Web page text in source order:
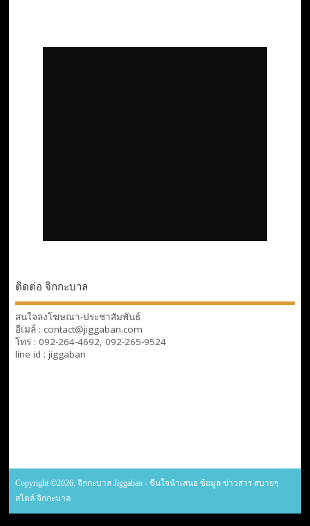
ติดต่อ จิกกะบาล
สนใจลงโฆษณา-ประชาสัมพันธ์
อีเมล์ : contact@jiggaban.com
โทร : 092-264-4692, 092-265-9524
line id : jiggaban
Copyright ©2026. จิกกะบาล Jiggaban - ขืนใจนำเสนอ ข้อมูล ข่าวสาร สบายๆ
สไตล์ จิกกะบาล